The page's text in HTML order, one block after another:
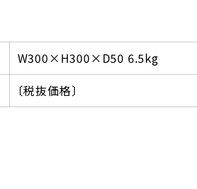
W300×H300×D50 6.5kg
〔税抜価格〕